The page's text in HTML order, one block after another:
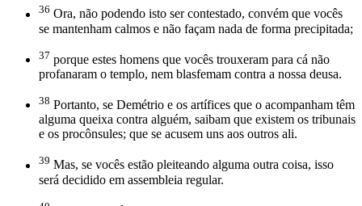
36 Ora, não podendo isto ser contestado, convém que vocês
se mantenham calmos e não façam nada de forma precipitada;
37 porque estes homens que vocês trouxeram para cá não
profanaram o templo, nem blasfemam contra a nossa deusa.
38 Portanto, se Demétrio e os artífices que o acompanham têm
alguma queixa contra alguém, saibam que existem os tribunais
e os procônsules; que se acusem uns aos outros ali.
39 Mas, se vocês estão pleiteando alguma outra coisa, isso
será decidido em assembleia regular.